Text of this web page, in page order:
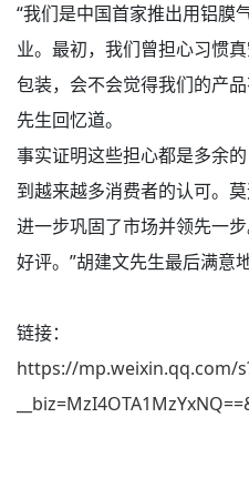
“我们是中国首家推出用铝膜
业。最初，我们曾担心习惯
包装，会不会觉得我们的产
先生回忆道。
事实证明这些担心都是多余
到越来越多消费者的认可。
进一步巩固了市场并领先一
好评。”胡建文先生最后满意地
链接：
https://mp.weixin.qq.com/